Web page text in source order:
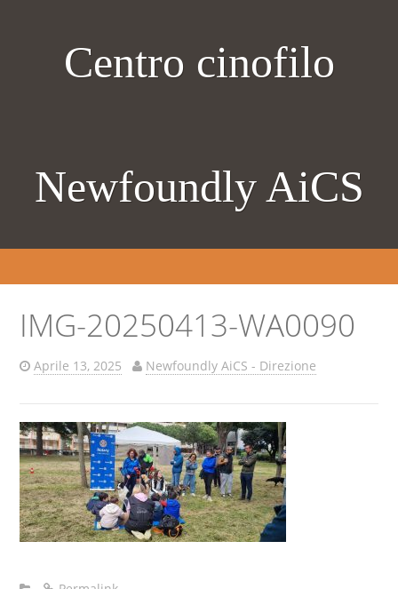
Centro cinofilo
Newfoundly AiCS
IMG-20250413-WA0090
Aprile 13, 2025 Newfoundly AiCS - Direzione